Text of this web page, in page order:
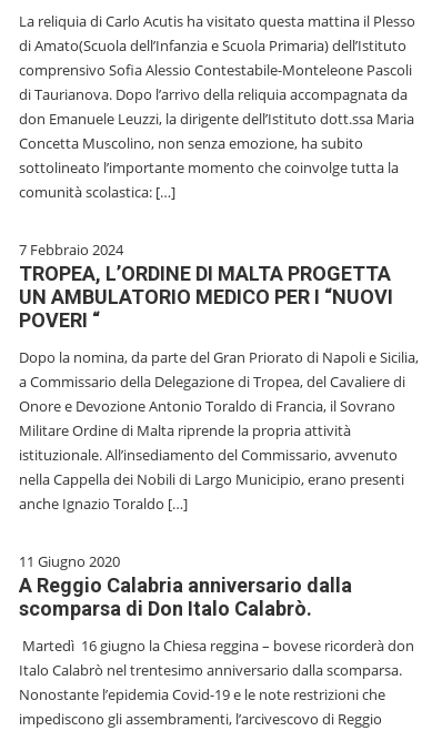
La reliquia di Carlo Acutis ha visitato questa mattina il Plesso
di Amato(Scuola dell’Infanzia e Scuola Primaria) dell’Istituto
comprensivo Sofia Alessio Contestabile-Monteleone Pascoli
di Taurianova. Dopo l’arrivo della reliquia accompagnata da
don Emanuele Leuzzi, la dirigente dell’Istituto dott.ssa Maria
Concetta Muscolino, non senza emozione, ha subito
sottolineato l’importante momento che coinvolge tutta la
comunità scolastica: […]
7 Febbraio 2024
TROPEA, L’ORDINE DI MALTA PROGETTA
UN AMBULATORIO MEDICO PER I “NUOVI
POVERI “
Dopo la nomina, da parte del Gran Priorato di Napoli e Sicilia,
a Commissario della Delegazione di Tropea, del Cavaliere di
Onore e Devozione Antonio Toraldo di Francia, il Sovrano
Militare Ordine di Malta riprende la propria attività
istituzionale. All’insediamento del Commissario, avvenuto
nella Cappella dei Nobili di Largo Municipio, erano presenti
anche Ignazio Toraldo […]
11 Giugno 2020
A Reggio Calabria anniversario dalla
scomparsa di Don Italo Calabrò.
Martedì 16 giugno la Chiesa reggina – bovese ricorderà don
Italo Calabrò nel trentesimo anniversario dalla scomparsa.
Nonostante l’epidemia Covid-19 e le note restrizioni che
impediscono gli assembramenti, l’arcivescovo di Reggio